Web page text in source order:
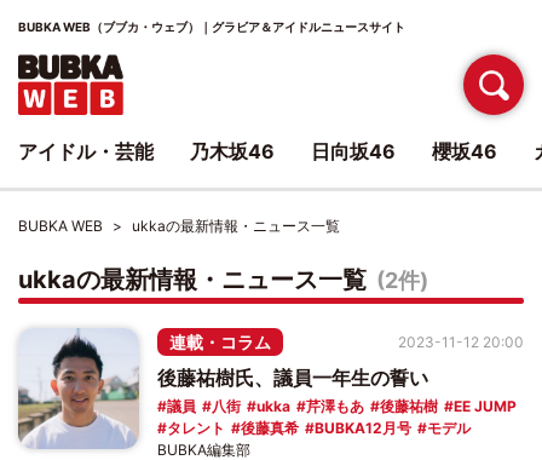
BUBKA WEB（ブブカ・ウェブ）｜グラビア＆アイドルニュースサイト
BUBKA WEB ukkaの最新情報・ニュース一覧
ukkaの最新情報・ニュース一覧 (2件)
連載・コラム
後藤祐樹氏、議員一年生の誓い
議員 八街 ukka 芹澤もあ 後藤祐樹
EE JUMP
タレント
後藤真希 BUBKA12月号 モデル
2023-11-12 20:00
BUBKA編集部
アイドル・芸能 乃木坂46 日向坂46 櫻坂46